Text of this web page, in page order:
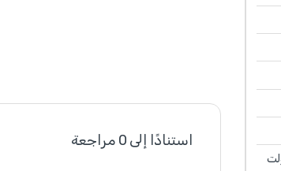
استنادًا إلى 0 مراجعة